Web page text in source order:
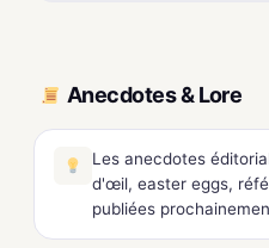
Anecdotes & Lore
Les anecdotes
d'œil, easter eggs,
publiées